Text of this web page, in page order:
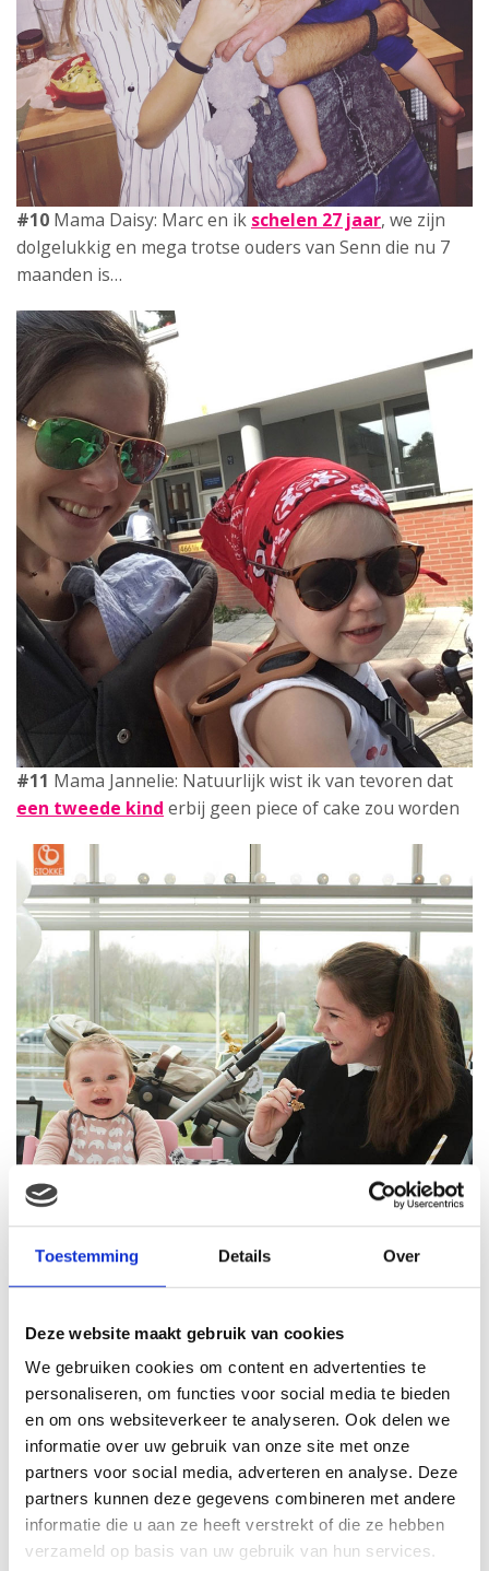
Toestemming Details Over
Deze website maakt gebruik van cookies
We gebruiken cookies om content en advertenties te
personaliseren, om functies voor social media te bieden
en om ons websiteverkeer te analyseren. Ook delen we
informatie over uw gebruik van onze site met onze
partners voor social media, adverteren en analyse. Deze
partners kunnen deze gegevens combineren met andere
informatie die u aan ze heeft verstrekt of die ze hebben
verzameld op basis van uw gebruik van hun services.
#11Mama Jannelie: Natuurlijk wist ik van tevoren dat
een tweede kind erbij geen piece of cake zou worden
#12Mama Chiara:
kraamtijd
#13Mama Fawn:Mijn bevallingsverhaal. Ik kijk
positief terug op mijn bevalling…